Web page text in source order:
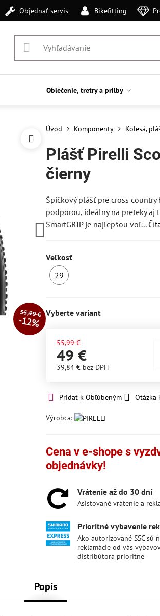
Objednať servis Bikefitting
Oblečenie, tretry a prilby
55,99 €
12%
Úvod Komponenty Kolesá,
Plášť Pirelli
čierny
Špičkový plášť pre cross
podporou, ideálny na preteky aj
SmartGRIP je najlepšou voľ...
Veľkosť
29
Vyberte variant
55,99 €
49 €
39,84 € bez DPH
Pridať k Obľúbeným Otázka
Výrobca:
Cena v e-shope s
objednávky!
Vrátenie až do 30 dní
Asistované vrátenie a
Prioritné vybavenie
Ako autorizované SSC sú
reklamácie od vás
distribútora prioritne
Popis